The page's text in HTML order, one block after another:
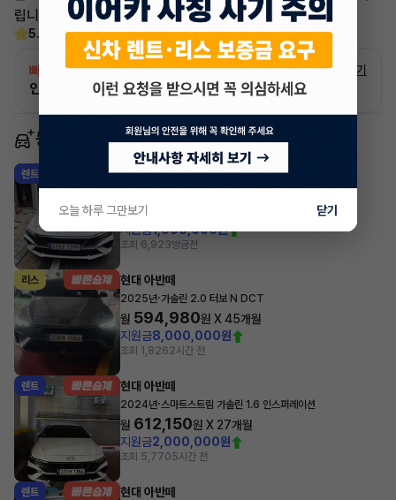
립니다!
5.0 (13)
빠른승계서비스
인증 차량으로 승계하는 이유?
자세히 보기
동일 차종 이어카
렌트 현대 아반떼
·
월250,454
지원금1,000,000원
조회 6,923방금전
리스 현대 아반떼
2025년·가솔린 2.0 터보 N DCT
월 594,980원 X45개월
지원금8,000,000원
조회 1,8262시간 전
렌트 현대 아반떼
2024년·스마트스트림 가솔린 1.6 인스퍼레이션
월 612,150원 X 27개월
지원금2,000,000원
조회 5,7705시간 전
렌트 현대 아반떼
오늘 하루 그만보기 닫기